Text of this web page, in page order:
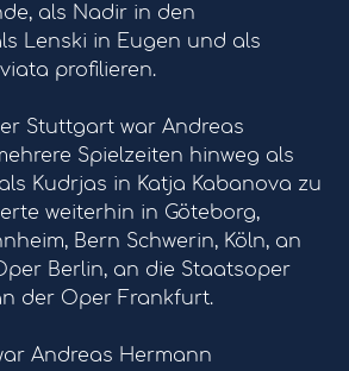
als Nadir in den
Lenski in Eugen und als
profilieren.
Stuttgart war Andreas
Spielzeiten hinweg als
Kudrjas in Katja Kabanova zu
weiterhin in Göteborg,
Bern Schwerin, Köln, an
Berlin, an die Staatsoper
der Oper Frankfurt.
Andreas Hermann